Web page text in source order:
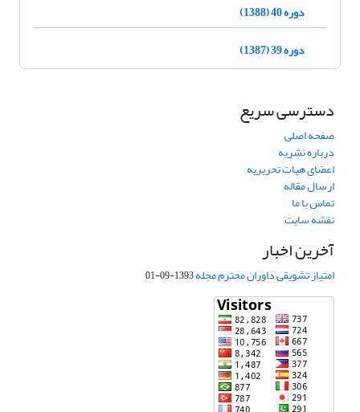
دوره 40 (1388)
دوره 39 (1387)
دسترسی سریع
صفحه اصلی
درباره نشریه
اعضای هیات تحریریه
ارسال مقاله
تماس با ما
نقشه سایت
آخرین اخبار
امتیاز تشویقی داوران محترم مجله1393-09-01